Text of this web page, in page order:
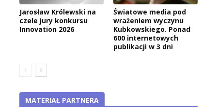
Jarosław Królewski na
czele jury konkursu
Innovation 2026
Światowe media pod
wrażeniem wyczynu
Kubkowskiego. Ponad
600 internetowych
publikacji w 3 dni
MATERIAŁ PARTNERA